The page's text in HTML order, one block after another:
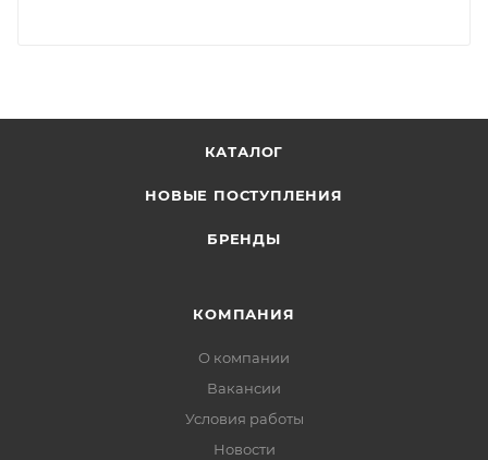
КАТАЛОГ
НОВЫЕ ПОСТУПЛЕНИЯ
БРЕНДЫ
КОМПАНИЯ
О компании
Вакансии
Условия работы
Новости